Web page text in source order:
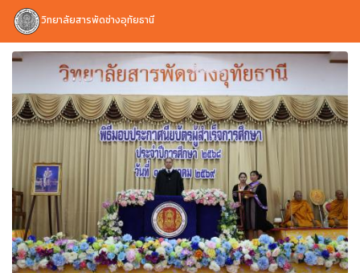
วิทยาลัยสารพัดช่างอุทัยธานี